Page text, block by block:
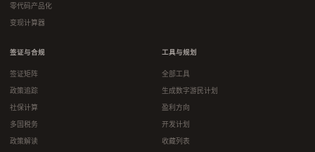
零代码产品化
变现计算器
签证与合规
签证矩阵
政策追踪
社保计算
多国税务
政策解读
工具与规划
全部工具
生成数字游民计划
盈利方向
开发计划
收藏列表